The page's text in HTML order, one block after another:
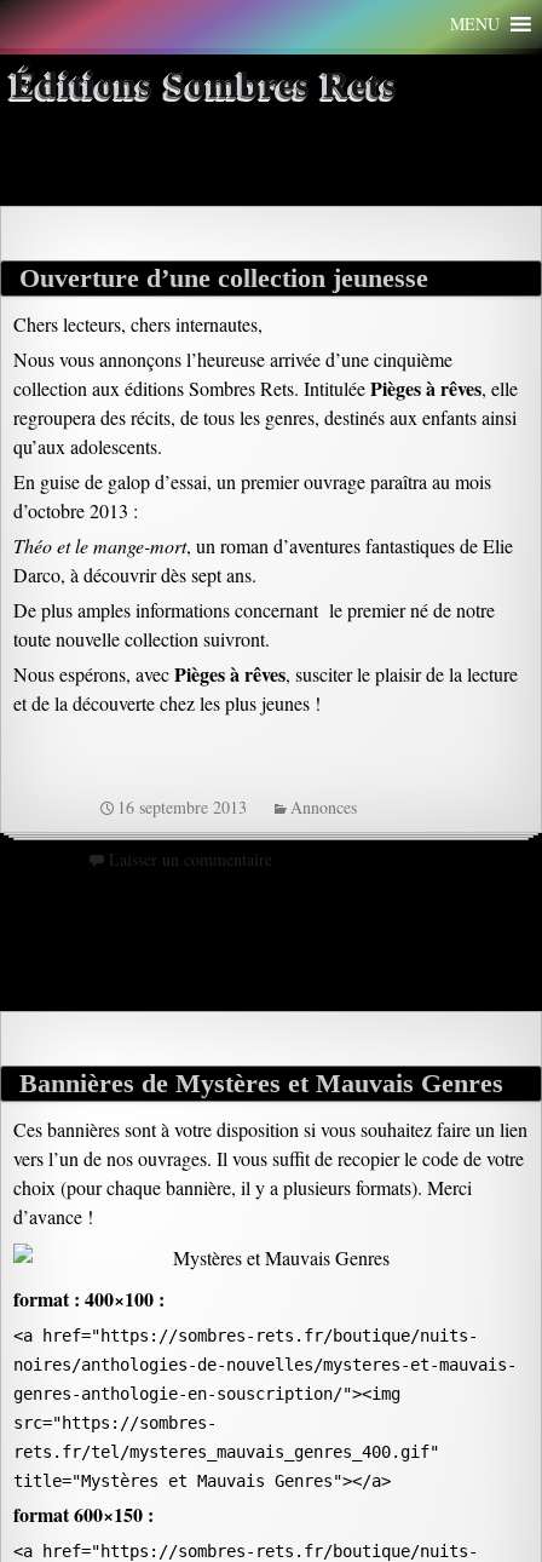
Aller
au
contenu
MENU
Éditions Sombres Rets
Archives par mot-clé : genre
Ouverture d’une collection jeunesse
Chers lecteurs, chers internautes,
Nous vous annonçons l’heureuse arrivée d’une cinquième
collection aux éditions Sombres Rets. IntituléePièges à rêves, elle
regroupera des récits, de tous les genres, destinés aux enfants ainsi
qu’aux adolescents.
En guise de galop d’essai, un premier ouvrage paraîtra au mois
d’octobre 2013 :
Théo et le mange-mort, un roman d’aventures fantastiques de Elie
Darco, à découvrir dès sept ans.
De plus amples informations concernant le premier né de notre
toute nouvelle collection suivront.
Nous espérons, avecPièges à rêves, susciter le plaisir de la lecture
et de la découverte chez les plus jeunes !
16 septembre 2013 Annonces
Laisser un commentaire
Bannières de Mystères et Mauvais Genres
Ces bannières sont à votre disposition si vous souhaitez faire un lien
vers l’un de nos ouvrages. Il vous suffit de recopier le code de votre
choix (pour chaque bannière, il y a plusieurs formats). Merci
d’avance !
format : 400×100 :
<a href="https://sombres-rets.fr/boutique/nuits-
noires/anthologies-de-nouvelles/mysteres-et-mauvais-
genres-anthologie-en-souscription/"><img
src="https://sombres-
rets.fr/tel/mysteres_mauvais_genres_400.gif"
title="Mystères et Mauvais Genres"></a>
format 600×150 :
<a href="https://sombres-rets.fr/boutique/nuits-